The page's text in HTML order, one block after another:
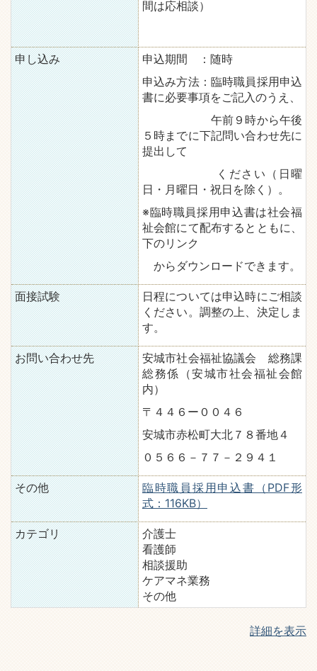
間は応相談）
申し込み
申込期間 ：随時
申込み方法：臨時職員採用申込
書に必要事項をご記入のうえ、
午前９時から午後
５時までに下記問い合わせ先に
提出して
ください（日曜
日・月曜日・祝日を除く）。
※臨時職員採用申込書は社会福
祉会館にて配布するとともに、
下のリンク
からダウンロードできます。
面接試験
日程については申込時にご相談
ください。調整の上、決定しま
す。
お問い合わせ先
安城市社会福祉協議会 総務課
総務係（安城市社会福祉会館
内）
〒４４６ー００４６
安城市赤松町大北７８番地４
０５６６－７７－２９４１
その他
臨時職員採用申込書（PDF形
式：116KB）
カテゴリ
介護士
看護師
相談援助
ケアマネ業務
その他
詳細を表示